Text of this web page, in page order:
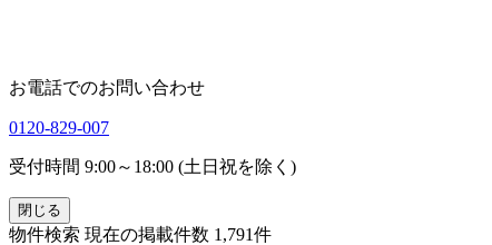
お電話でのお問い合わせ
0120-829-007
受付時間 9:00～18:00 (土日祝を除く)
閉じる
物件検索 現在の掲載件数 1,791件